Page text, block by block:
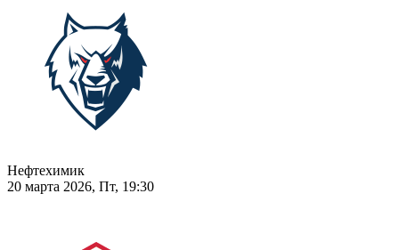
Нефтехимик
20 марта 2026, Пт, 19:30